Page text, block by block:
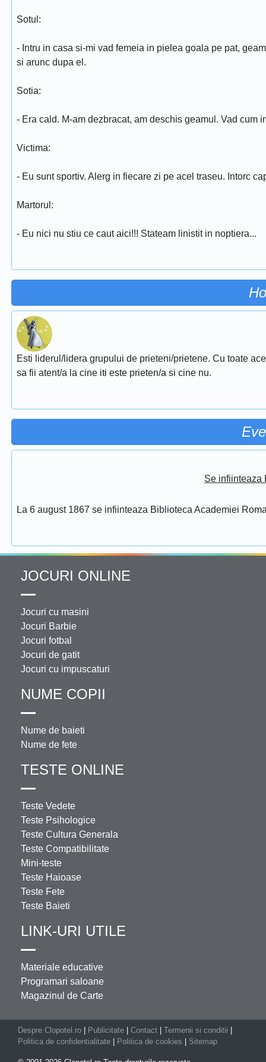
Sotul:
- Intru in casa si-mi vad femeia in pielea goala pe pat,
si arunc dupa el.
Sotia:
- Era cald. M-am dezbracat, am deschis geamul. Vad cum
Victima:
- Eu sunt sportiv. Alerg in fiecare zi pe acel traseu. Intorc
Martorul:
- Eu nici nu stiu ce caut aici!!! Stateam linistit in noptiera...
Esti liderul/lidera grupului de prieteni/prietene. Cu toate
sa fii atent/a la cine iti este prieten/a si cine nu.
Se infiinteaza
La 6 august 1867 se infiinteaza Biblioteca Academiei
JOCURI ONLINE
Jocuri cu masini
Jocuri Barbie
Jocuri fotbal
Jocuri de gatit
Jocuri cu impuscaturi
NUME COPII
Nume de baieti
Nume de fete
TESTE ONLINE
Teste Vedete
Teste Psihologice
Teste Cultura Generala
Teste Compatibilitate
Mini-teste
Teste Haioase
Teste Fete
Teste Baieti
LINK-URI UTILE
Materiale educative
Programari saloane
Magazinul de Carte
Despre Clopotel.ro | Publicitate | Contact | Termenii si conditii |
Politica de confidentialitate | Politica de cookies | Sitemap